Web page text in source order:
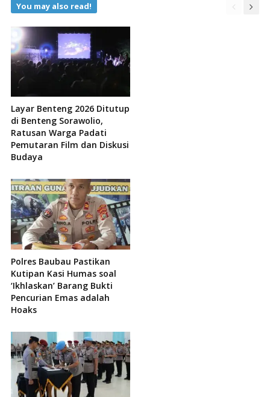
You may also read!
Layar Benteng 2026 Ditutup
di Benteng Sorawolio,
Ratusan Warga Padati
Pemutaran Film dan Diskusi
Budaya
Polres Baubau Pastikan
Kutipan Kasi Humas soal
‘Ikhlaskan’ Barang Bukti
Pencurian Emas adalah
Hoaks